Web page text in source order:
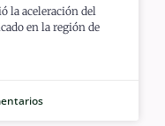
la aceleración del
en la región de